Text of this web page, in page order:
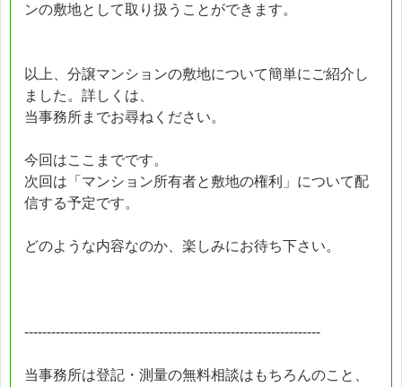
ンの敷地として取り扱うことができます。
以上、分譲マンションの敷地について簡単にご紹介し
ました。詳しくは、
当事務所までお尋ねください。
今回はここまでです。
次回は「マンション所有者と敷地の権利」について配
信する予定です。
どのような内容なのか、楽しみにお待ち下さい。
------------------------------------------------------------------
当事務所は登記・測量の無料相談はもちろんのこと、